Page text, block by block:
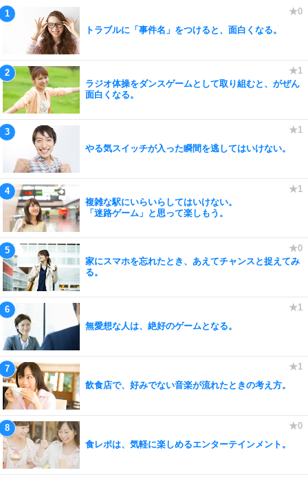
トラブルに「事件名」をつけると、面白くなる。
ラジオ体操をダンスゲームとして取り組むと、がぜん
面白くなる。
やる気スイッチが入った瞬間を逃してはいけない。
複雑な駅にいらいらしてはいけない。
「迷路ゲーム」と思って楽しもう。
家にスマホを忘れたとき、あえてチャンスと捉えてみ
る。
無愛想な人は、絶好のゲームとなる。
飲食店で、好みでない音楽が流れたときの考え方。
食レポは、気軽に楽しめるエンターテインメント。